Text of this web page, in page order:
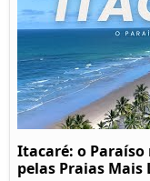
Itacaré: o
pelas Praias